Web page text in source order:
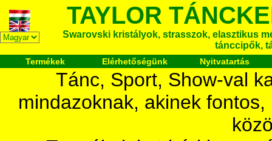
TAYLOR
Swarovski kristályok, strasszok, elasztikus
tánccipők,
Termékek Elérhetőségünk Nyitvatartás
Tánc, Sport, Show-val
mindazoknak, akinek